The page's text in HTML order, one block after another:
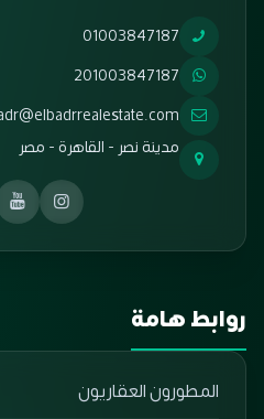
01003847187
201003847187
مدينة نصر - القاهرة - مصر
روابط هامة
المطورون العقاريون